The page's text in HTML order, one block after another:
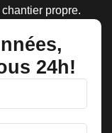
propre.
24h!